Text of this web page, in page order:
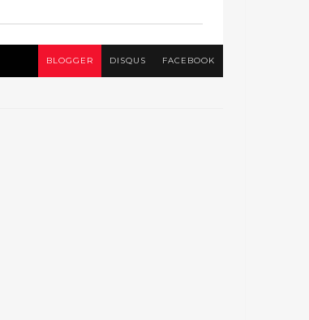
BLOGGER DISQUS FACEBOOK